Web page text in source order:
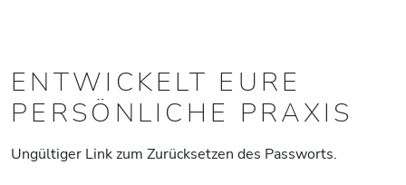
ENTWICKELT EURE
PERSÖNLICHE PRAXIS
Ungültiger Link zum Zurücksetzen des Passworts.